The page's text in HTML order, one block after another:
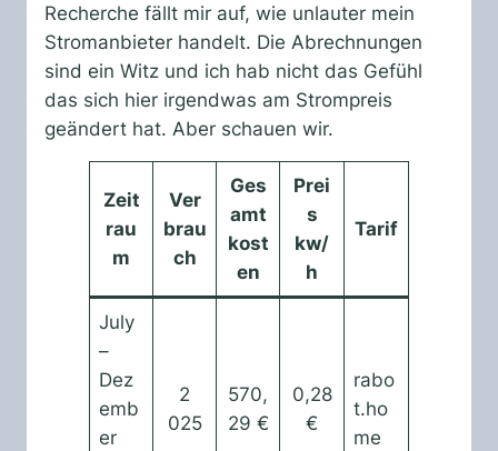
Recherche fällt mir auf, wie unlauter mein
Stromanbieter handelt. Die Abrechnungen
sind ein Witz und ich hab nicht das Gefühl
das sich hier irgendwas am Strompreis
geändert hat. Aber schauen wir.
Zeit
rau
m
Ver
brau
ch
Ges
amt
kost
en
Prei
s
kw/
h
Tarif
July
–
Dez
emb
er
2
025
570,
29 €
0,28
€
rabo
t.ho
me